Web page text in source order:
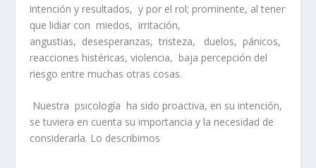
intención y resultados, y por el rol; prominente, al tener
que lidiar con miedos, irritación,
angustias, desesperanzas, tristeza, duelos, pánicos,
reacciones histéricas, violencia, baja percepción del
riesgo entre muchas otras cosas.
Nuestra psicología ha sido proactiva, en su intención,
se tuviera en cuenta su importancia y la necesidad de
considerarla. Lo describimos